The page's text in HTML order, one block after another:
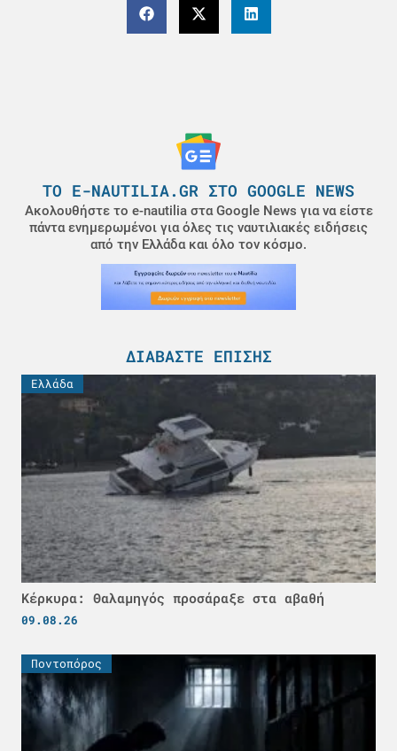
ΤΟ E-NAUTILIA.GR ΣΤΟ GOOGLE NEWS
Ακολουθήστε το e-nautilia στα Google News για να είστε
πάντα ενημερωμένοι για όλες τις ναυτιλιακές ειδήσεις
από την Ελλάδα και όλο τον κόσμο.
ΔΙΑΒΆΣΤΕ ΕΠΊΣΗΣ
Ελλάδα
Κέρκυρα: Θαλαμηγός προσάραξε στα αβαθή
09.08.26
Ποντοπόρος